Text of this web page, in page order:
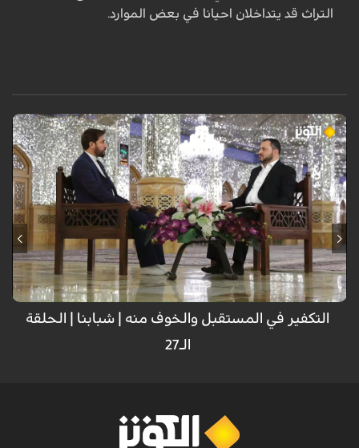
التراث قد يتداخلان احيانا في بعض الموارد.
برنامج اجتماعي تربوي يسلط الاضواء على مشاكل الشباب وايجاد حلول مناسبة
لهذه المشاكل المعاصرة . تم تسجيل هذا البرنامج في حرم الامام علي بن موسى
الرضا عليهما السلام وباستضافة عدد من الخبراء والنخب التربوية والفكرية
المتخصصة في هذا المجال .
التكفير في المستقبل والخوف منه | شبابنا | الحلقة
الـ27